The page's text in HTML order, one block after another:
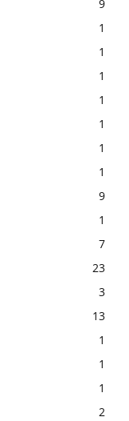
9
1
1
1
1
1
1
1
9
1
7
23
3
13
1
1
1
2